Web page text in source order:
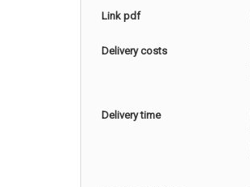
Link pdf
Delivery costs
Delivery time